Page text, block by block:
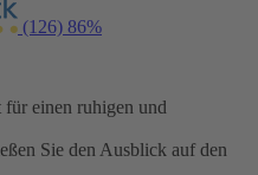
(126) 86%
einen ruhigen und
Sie den Ausblick auf den